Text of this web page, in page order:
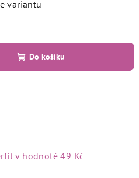
variantu
Do košíku
v hodnotě 49 Kč